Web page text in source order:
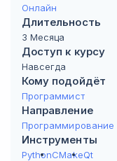
Онлайн
Длительность
3 Месяца
Доступ к курсу
Навсегда
Кому подойдёт
Программист
Направление
Программирование
Инструменты
PythonCMakeQt